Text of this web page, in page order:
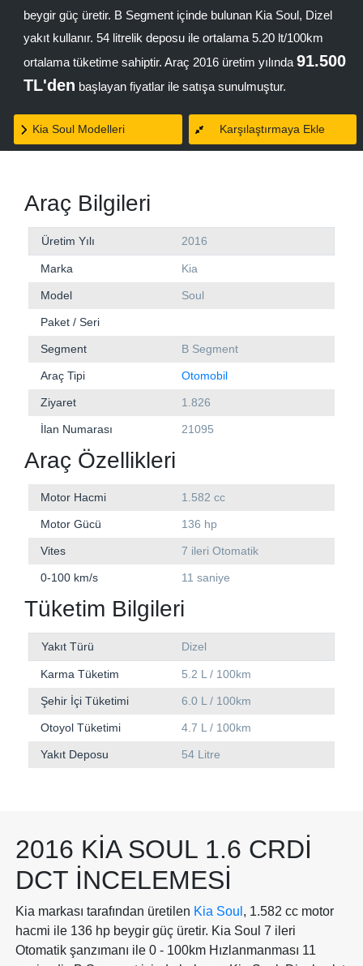
beygir güç üretir. B Segment içinde bulunan Kia Soul, Dizel
yakıt kullanır. 54 litrelik deposu ile ortalama 5.20 lt/100km
ortalama tüketime sahiptir. Araç 2016 üretim yılında 91.500
TL'den başlayan fiyatlar ile satışa sunulmuştur.
Kia Soul Modelleri Karşılaştırmaya Ekle
Araç Bilgileri
Üretim Yılı 2016
Marka Kia
Model Soul
Paket / Seri
Segment B Segment
Araç Tipi Otomobil
Ziyaret 1.826
İlan Numarası 21095
Araç Özellikleri
Motor Hacmi 1.582 cc
Motor Gücü 136 hp
Vites 7 ileri Otomatik
0-100 km/s 11 saniye
Tüketim Bilgileri
Yakıt Türü Dizel
Karma Tüketim 5.2 L / 100km
Şehir İçi Tüketimi 6.0 L / 100km
Otoyol Tüketimi 4.7 L / 100km
Yakıt Deposu 54 Litre
2016 KIA SOUL 1.6 CRDI
DCT İNCELEMESI
Kia markası tarafından üretilen Kia Soul , 1.582 cc motor
hacmi ile 136 hp beygir güç üretir. Kia Soul 7 ileri
Otomatik şanzımanı ile 0 - 100km Hızlanmanması 11